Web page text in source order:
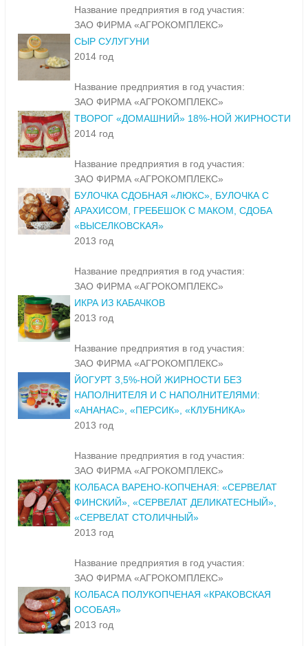
Название предприятия в год участия:
ЗАО ФИРМА «АГРОКОМПЛЕКС»
СЫР СУЛУГУНИ
2014 год
Название предприятия в год участия:
ЗАО ФИРМА «АГРОКОМПЛЕКС»
ТВОРОГ «ДОМАШНИЙ» 18%-НОЙ ЖИРНОСТИ
2014 год
Название предприятия в год участия:
ЗАО ФИРМА «АГРОКОМПЛЕКС»
БУЛОЧКА СДОБНАЯ «ЛЮКС», БУЛОЧКА С
АРАХИСОМ, ГРЕБЕШОК С МАКОМ, СДОБА
«ВЫСЕЛКОВСКАЯ»
2013 год
Название предприятия в год участия:
ЗАО ФИРМА «АГРОКОМПЛЕКС»
ИКРА ИЗ КАБАЧКОВ
2013 год
Название предприятия в год участия:
ЗАО ФИРМА «АГРОКОМПЛЕКС»
ЙОГУРТ 3,5%-НОЙ ЖИРНОСТИ БЕЗ
НАПОЛНИТЕЛЯ И С НАПОЛНИТЕЛЯМИ:
«АНАНАС», «ПЕРСИК», «КЛУБНИКА»
2013 год
Название предприятия в год участия:
ЗАО ФИРМА «АГРОКОМПЛЕКС»
КОЛБАСА ВАРЕНО-КОПЧЕНАЯ: «СЕРВЕЛАТ
ФИНСКИЙ», «СЕРВЕЛАТ ДЕЛИКАТЕСНЫЙ»,
«СЕРВЕЛАТ СТОЛИЧНЫЙ»
2013 год
Название предприятия в год участия:
ЗАО ФИРМА «АГРОКОМПЛЕКС»
КОЛБАСА ПОЛУКОПЧЕНАЯ «КРАКОВСКАЯ
ОСОБАЯ»
2013 год